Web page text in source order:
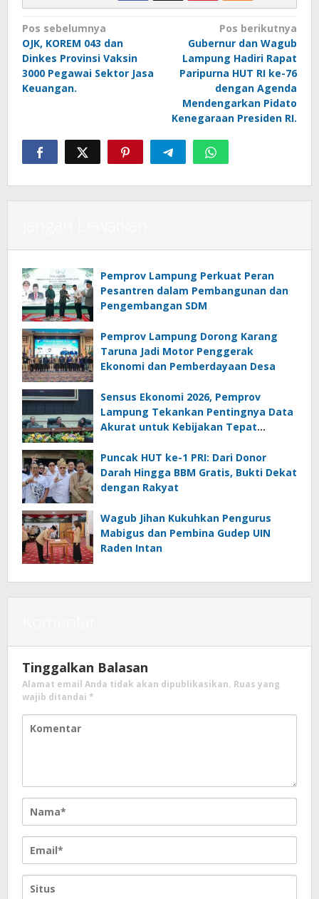
Navigasi
pos
Pos sebelumnya
OJK, KOREM 043 dan
Dinkes Provinsi Vaksin
3000 Pegawai Sektor Jasa
Keuangan.
Pos berikutnya
Gubernur dan Wagub
Lampung Hadiri Rapat
Paripurna HUT RI ke-76
dengan Agenda
Mendengarkan Pidato
Kenegaraan Presiden RI.
Pemprov Lampung Perkuat Peran
Pesantren dalam Pembangunan dan
Pengembangan SDM
Pemprov Lampung Dorong Karang
Taruna Jadi Motor Penggerak
Ekonomi dan Pemberdayaan Desa
Sensus Ekonomi 2026, Pemprov
Lampung Tekankan Pentingnya Data
Akurat untuk Kebijakan Tepat
Puncak HUT ke-1 PRI: Dari Donor
Darah Hingga BBM Gratis, Bukti Dekat
dengan Rakyat
Wagub Jihan Kukuhkan Pengurus
Mabigus dan Pembina Gudep UIN
Raden Intan
Tinggalkan Balasan
Alamat email Anda tidak akan dipublikasikan. Ruas yang
wajib ditandai *